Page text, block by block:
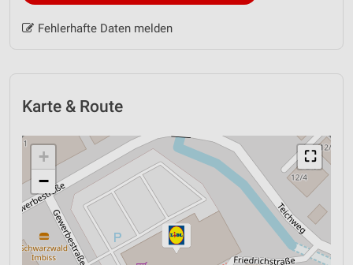
Fehlerhafte Daten melden
Karte & Route
⛶
+
−